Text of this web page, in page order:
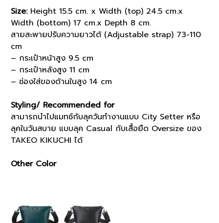
Size:Height 15.5 cm. x Width (top) 24.5 cm.x
Width (bottom) 17 cm.x Depth 8 cm.
สายสะพายปรับความยาวได้ (Adjustable strap) 73-110
cm
– กระเป๋าหน้าสูง 9.5 cm
– กระเป๋าหลังสูง 11 cm
– ช่องใส่ของด้านในสูง 14 cm
Styling/ Recommended for
สามารถนำไปแมทช์กับลุควันทำงานแบบ City Setter หรือ
ลุคในวันสบาย แบบลุค Casual กับเสื้อยืด Oversize ของ
TAKEO KIKUCHI ได้
Other Color